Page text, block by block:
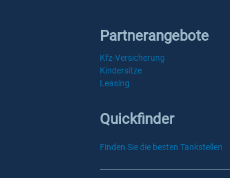
Partnerangebote
Kfz-Versicherung
Kindersitze
Leasing
Quickfinder
Finden Sie die besten Tankstellen